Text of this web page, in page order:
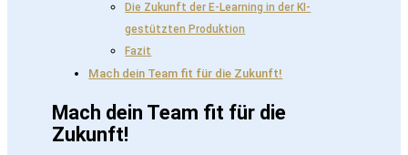
Die Zukunft der E-Learning in der KI-
gestützten Produktion
Fazit
Mach dein Team fit für die Zukunft!
Mach dein Team fit für die
Zukunft!